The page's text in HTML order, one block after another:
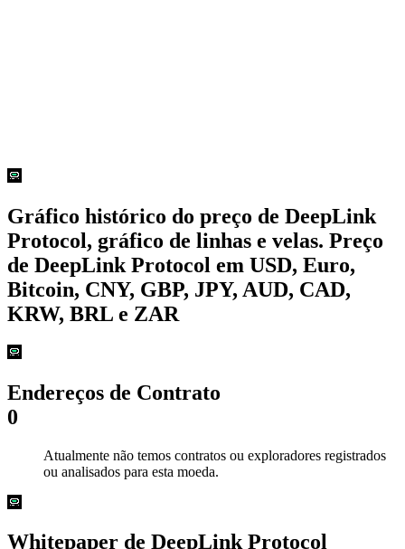
Gráfico histórico do preço de DeepLink
Protocol, gráfico de linhas e velas. Preço
de DeepLink Protocol em USD, Euro,
Bitcoin, CNY, GBP, JPY, AUD, CAD,
KRW, BRL e ZAR
Endereços de Contrato
0
Atualmente não temos contratos ou exploradores registrados
ou analisados para esta moeda.
Whitepaper de DeepLink Protocol